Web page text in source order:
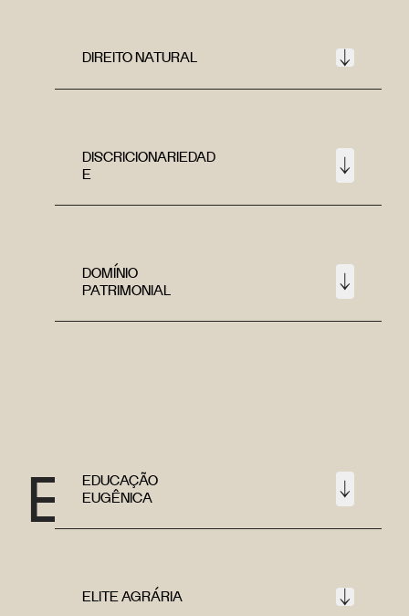
DIREITO NATURAL
DISCRICIONARIEDAD
E
DOMÍNIO
PATRIMONIAL
E
EDUCAÇÃO
EUGÊNICA
ELITE AGRÁRIA